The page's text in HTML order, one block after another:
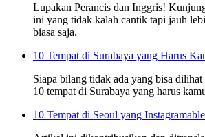
Lupakan Perancis dan Inggris!
ini yang tidak kalah cantik tapi jauh
biasa saja.
10 Tempat di Surabaya yang Harus
Siapa bilang tidak ada yang bisa
10 tempat di Surabaya yang harus
10 Tempat di Seoul yang